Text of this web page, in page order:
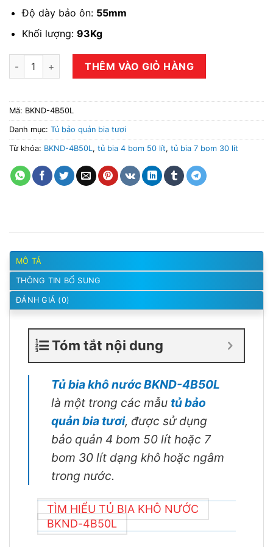
Độ dày bảo ôn: 55mm
Khối lượng: 93Kg
Tủ bia khô nước BKND-4B50L số lượng
THÊM VÀO GIỎ HÀNG
Mã: BKND-4B50L
Danh mục: Tủ bảo quản bia tươi
Từ khóa: BKND-4B50L , tủ bia 4 bom 50 lít, tủ bia 7 bom 30 lít
MÔ TẢ
THÔNG TIN BỔ SUNG
ĐÁNH GIÁ (0)
Tóm tắt nội dung
Tủ bia khô nước BKND-4B50L
là một trong các mẫu tủ bảo
quản bia tươi, được sử dụng
bảo quản 4 bom 50 lít hoặc 7
bom 30 lít dạng khô hoặc ngâm
trong nước.
TÌM HIỂU TỦ BIA KHÔ NƯỚC
BKND-4B50L